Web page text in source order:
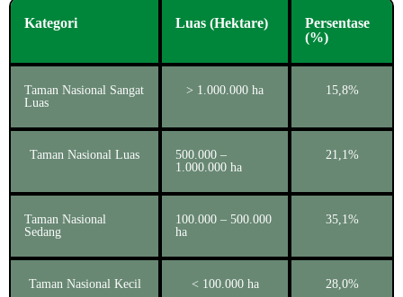
Kategori Luas (Hektare)
Persentase
(%)
Taman Nasional Sangat
Luas
> 1.000.000 ha 15,8%
Taman Nasional Luas
500.000 –
1.000.000 ha
21,1%
Taman Nasional
Sedang
100.000 – 500.000
ha
35,1%
Taman Nasional Kecil < 100.000 ha 28,0%